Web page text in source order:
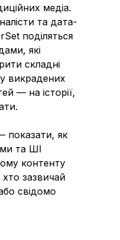
медіа.
та дата-
поділяться
які
складні
викрадених
— на історії,
показати, як
та ШІ
контенту
зазвичай
свідомо